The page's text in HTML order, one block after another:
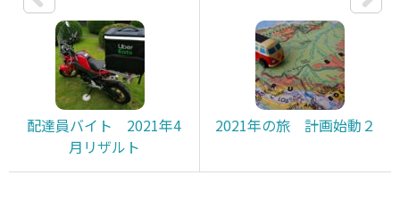
配達員バイト 2021年4
月リザルト
2021年の旅 計画始動２